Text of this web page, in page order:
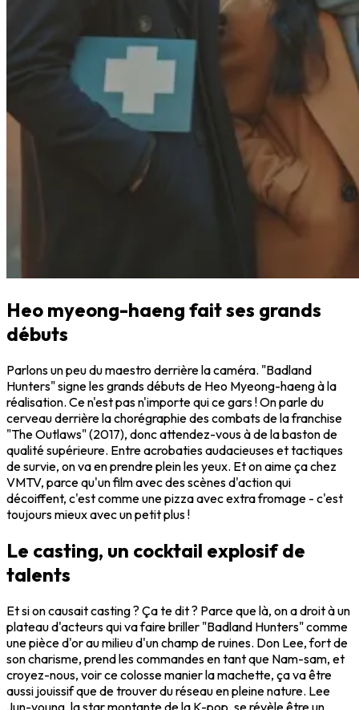
Heo myeong-haeng fait ses grands
débuts
Parlons un peu du maestro derrière la caméra. "Badland
Hunters" signe les grands débuts de Heo Myeong-haeng à la
réalisation. Ce n'est pas n'importe qui ce gars ! On parle du
cerveau derrière la chorégraphie des combats de la franchise
"The Outlaws" (2017), donc attendez-vous à de la baston de
qualité supérieure. Entre acrobaties audacieuses et tactiques
de survie, on va en prendre plein les yeux. Et on aime ça chez
VMTV, parce qu'un film avec des scènes d'action qui
décoiffent, c'est comme une pizza avec extra fromage - c'est
toujours mieux avec un petit plus !
Le casting, un cocktail explosif de
talents
Et si on causait casting ? Ça te dit ? Parce que là, on a droit à un
plateau d'acteurs qui va faire briller "Badland Hunters" comme
une pièce d'or au milieu d'un champ de ruines. Don Lee, fort de
son charisme, prend les commandes en tant que Nam-sam, et
croyez-nous, voir ce colosse manier la machette, ça va être
aussi jouissif que de trouver du réseau en pleine nature. Lee